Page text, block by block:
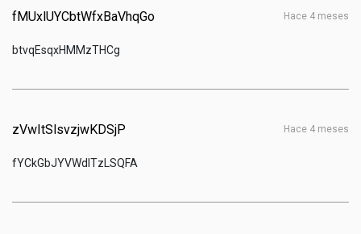
hace 4 meses
fMUxlUYCbtWfxBaVhqGo
btvqEsqxHMMzTHCg
hace 4 meses
zVwItSlsvzjwKDSjP
fYCkGbJYVWdlTzLSQFA